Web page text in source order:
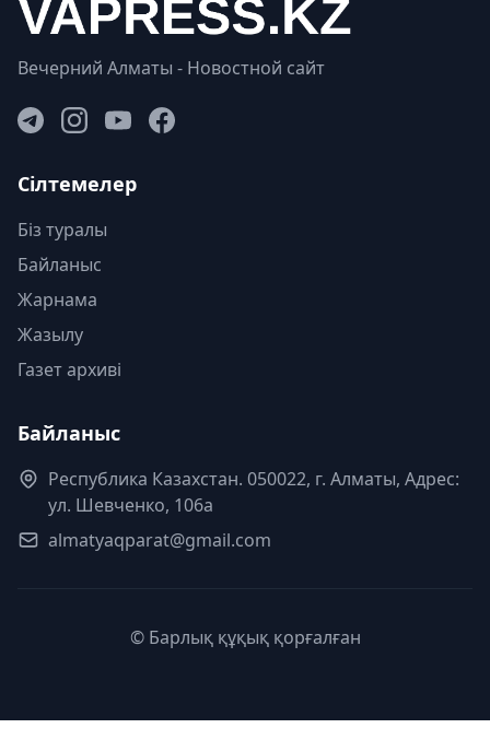
Вечерний Алматы - Новостной сайт
Сілтемелер
Біз туралы
Байланыс
Жарнама
Жазылу
Газет архиві
Байланыс
Республика Казахстан. 050022, г. Алматы, Адрес:
ул. Шевченко, 106а
almatyaqparat@gmail.com
© Барлық құқық қорғалған